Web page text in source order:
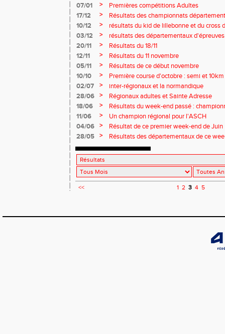
07/01
>
Premières compétitions Adultes
17/12
>
Résultats des championnats
l’ASCH
10/12 >
résultats du kid de lillebonne et du cross
03/12
>
résultats des départementaux
20/11
>
Résultats du 18/11
12/11
>
Résultats du 11 novembre
05/11
>
Résultats de ce début novembre
10/10
>
Première course d'octobre : semi et
02/07
>
inter-régionaux et la normandique
28/06
>
Régionaux adultes et Sainte Adresse
18/06
>
Résultats du week-end passé :
11/06
>
Un champion régional pour l'ASCH
04/06
>
Résultat de ce premier week-end de Juin
28/05
> Résultats des départementaux de ce
<< 1 2 3 4 5